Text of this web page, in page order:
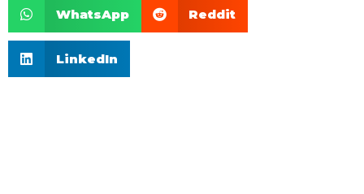
WhatsApp Reddit
LinkedIn